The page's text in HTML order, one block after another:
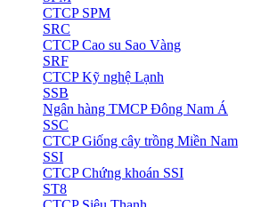
CTCP SPM
SRC
CTCP Cao su Sao Vàng
SRF
CTCP Kỹ nghệ Lạnh
SSB
Ngân hàng TMCP Đông Nam Á
SSC
CTCP Giống cây trồng Miền Nam
SSI
CTCP Chứng khoán SSI
ST8